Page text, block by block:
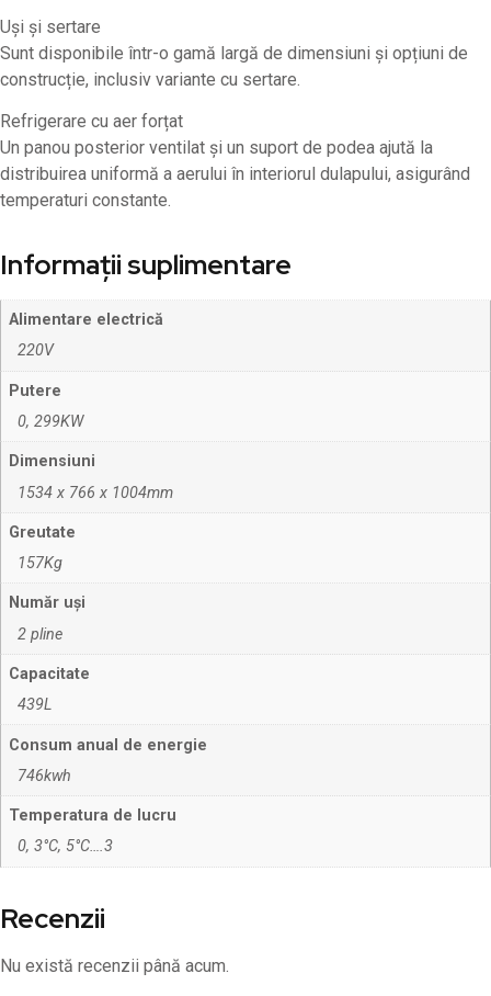
Uși și sertare
Sunt disponibile într-o gamă largă de dimensiuni și opțiuni de
construcție, inclusiv variante cu sertare.
Refrigerare cu aer forțat
Un panou posterior ventilat și un suport de podea ajută la
distribuirea uniformă a aerului în interiorul dulapului, asigurând
temperaturi constante.
Informații suplimentare
Alimentare electrică
220V
Putere
0, 299KW
Dimensiuni
1534 x 766 x 1004mm
Greutate
157Kg
Număr uși
2 pline
Capacitate
439L
Consum anual de energie
746kwh
Temperatura de lucru
0, 3°C, 5°C….3
Recenzii
Nu există recenzii până acum.